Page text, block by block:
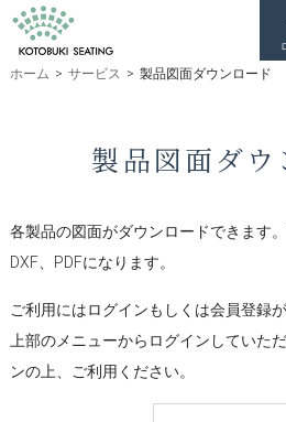
ホーム > サービス > 製品図面ダウンロード
製品図面ダウ
各製品の図面がダウンロードできます
DXF、PDFになります。
ご利用にはログインもしくは会員登録が
上部のメニューからログインしていた
ンの上、ご利用ください。